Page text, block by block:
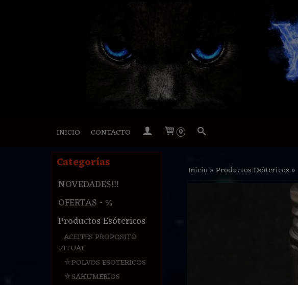
INICIO CONTACTO 0
Categorías
NOVEDADES!!!
OFERTAS - %
Productos Esótericos
ACEITES PROPOSITO
RITUAL
⛤POLVOS ESOTERICOS
⛤SAHUMERIOS
Inicio »Productos Esótericos »